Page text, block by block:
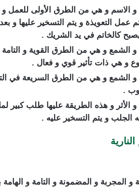
و الاسم و هي من الطرق الأولى للعمل
عمل التعويذة و يتم التسخير عليها و
كالخاتم في يد الشريك .
الشمع و هي من الطرق القوية و التامة و
و هي ذات تأثير قوي و فعال .
و الشمع و هي من الطرق السريعة في
.
الأثر و هذه الطريقة عليها طلب كبير
الجلب و يتم التسخير عليه .
المجربة و المضمونة و التامة و